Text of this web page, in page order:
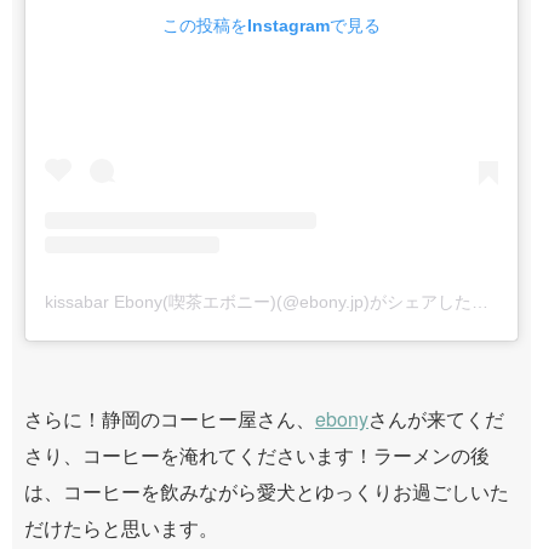
この投稿をInstagramで見る
kissabar Ebony(喫茶エボニー)(@ebony.jp)がシェアした投稿
さらに！静岡のコーヒー屋さん、 ebonyさんが来てくだ
さり、コーヒーを淹れてくださいます！ラーメンの後
は、コーヒーを飲みながら愛犬とゆっくりお過ごしいた
だけたらと思います。